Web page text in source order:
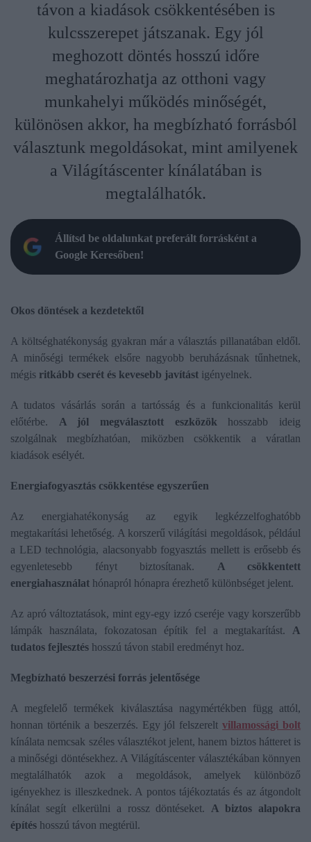
távon a kiadások csökkentésében is
kulcsszerepet játszanak. Egy jól
meghozott döntés hosszú időre
meghatározhatja az otthoni vagy
munkahelyi működés minőségét,
különösen akkor, ha megbízható forrásból
választunk megoldásokat, mint amilyenek
a Világításcenter kínálatában is
megtalálhatók.
Állítsd be oldalunkat preferált forrásként a
Google Keresőben!
Okos döntések a kezdetektől
A költséghatékonyság gyakran már a választás pillanatában eldől.
A minőségi termékek elsőre nagyobb beruházásnak tűnhetnek,
mégis ritkább cserét és kevesebb javítást igényelnek.
A tudatos vásárlás során a tartósság és a funkcionalitás kerül
előtérbe. A jól megválasztott eszközök hosszabb ideig
szolgálnak megbízhatóan, miközben csökkentik a váratlan
kiadások esélyét.
Energiafogyasztás csökkentése egyszerűen
Az energiahatékonyság az egyik legkézzelfoghatóbb
megtakarítási lehetőség. A korszerű világítási megoldások, például
a LED technológia, alacsonyabb fogyasztás mellett is erősebb és
egyenletesebb fényt biztosítanak. A csökkentett
energiahasználat hónapról hónapra érezhető különbséget jelent.
Az apró változtatások, mint egy-egy izzó cseréje vagy korszerűbb
lámpák használata, fokozatosan építik fel a megtakarítást. A
tudatos fejlesztés hosszú távon stabil eredményt hoz.
Megbízható beszerzési forrás jelentősége
A megfelelő termékek kiválasztása nagymértékben függ attól,
honnan történik a beszerzés. Egy jól felszereltvillamossági bolt
kínálata nemcsak széles választékot jelent, hanem biztos hátteret is
a minőségi döntésekhez. A Világításcenter választékában könnyen
megtalálhatók azok a megoldások, amelyek különböző
igényekhez is illeszkednek. A pontos tájékoztatás és az átgondolt
kínálat segít elkerülni a rossz döntéseket. A biztos alapokra
építés hosszú távon megtérül.